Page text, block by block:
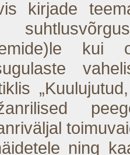
kirjade
ning